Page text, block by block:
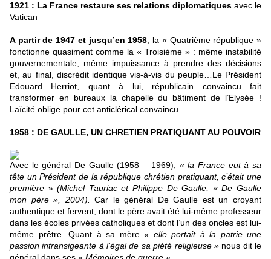
1921 : La France restaure ses relations diplomatiques avec le
Vatican
A partir de 1947 et jusqu’en 1958 , la « Quatrième république »
fonctionne quasiment comme la « Troisième » : même instabilité
gouvernementale, même impuissance à prendre des décisions
et, au final, discrédit identique vis-à-vis du peuple…Le Président
Edouard Herriot, quant à lui, républicain convaincu fait
transformer en bureaux la chapelle du bâtiment de l’Elysée !
Laïcité oblige pour cet anticlérical convaincu.
1958 : DE GAULLE, UN CHRETIEN PRATIQUANT AU POUVOIR
Avec le général De Gaulle (1958 – 1969), «la France eut à sa
tête un Président de la république chrétien pratiquant, c’était une
première »(Michel Tauriac et Philippe De Gaulle, « De Gaulle
mon père », 2004).
Car le général De Gaulle est un croyant
authentique et fervent, dont le père avait été lui-même professeur
dans les écoles privées catholiques et dont l’un des oncles est lui-
même prêtre. Quant à sa mère « elle portait à la patrie une
passion intransigeante à l’égal de sa piété religieuse »nous dit le